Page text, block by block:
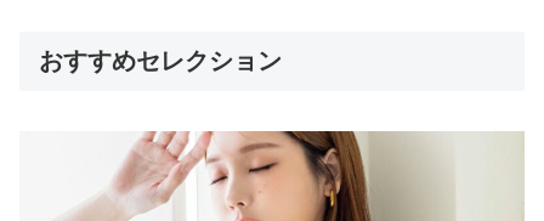
おすすめセレクション